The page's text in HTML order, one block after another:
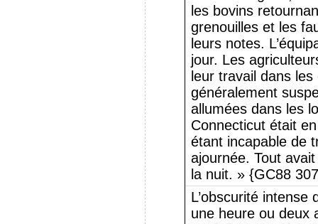
les bovins
grenouilles et les
leurs notes.
jour. Les
leur travail dans
généralement
allumées dans les
Connecticut était
étant incapable de
ajournée. Tout avait
la nuit. » {GC88
L’obscurité intense
une heure ou deux